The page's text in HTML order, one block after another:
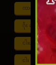
ကာစီနို ငါး ပစ်
ဂိုး ပေါင်း လော
ငါးပစ်ဂိမ်း App
ငါး ပစ် ဂိမ်း